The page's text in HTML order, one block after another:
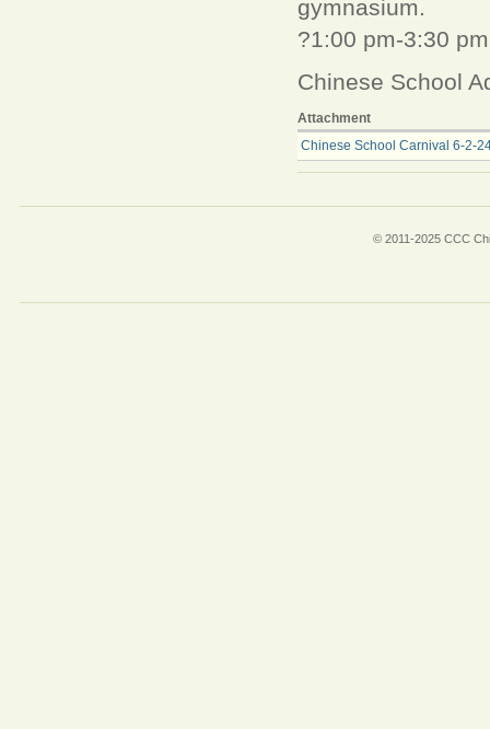
gymnasium.
?1:00 pm-3:30
Chinese School
Attachment
Chinese School Carnival 6-2-
© 2011-2025 CCC